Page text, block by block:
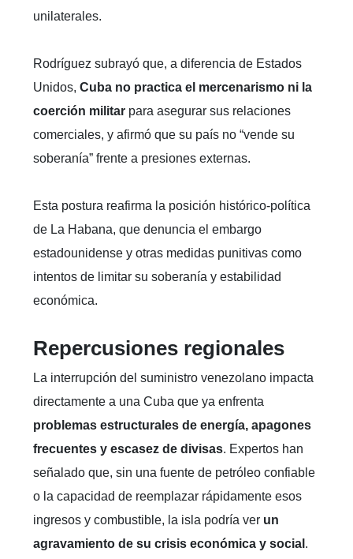
unilaterales.
Rodríguez subrayó que, a diferencia de Estados
Unidos, Cuba no practica el mercenarismo ni la
coerción militar para asegurar sus relaciones
comerciales, y afirmó que su país no “vende su
soberanía” frente a presiones externas.
Esta postura reafirma la posición histórico-política
de La Habana, que denuncia el embargo
estadounidense y otras medidas punitivas como
intentos de limitar su soberanía y estabilidad
económica.
Repercusiones regionales
La interrupción del suministro venezolano impacta
directamente a una Cuba que ya enfrenta
problemas estructurales de energía, apagones
frecuentes y escasez de divisas. Expertos han
señalado que, sin una fuente de petróleo confiable
o la capacidad de reemplazar rápidamente esos
ingresos y combustible, la isla podría ver un
agravamiento de su crisis económica y social .